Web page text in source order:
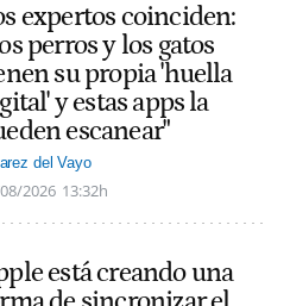
expertos coinciden:
perros y los gatos
su propia 'huella
y estas apps la
escanear"
del Vayo
2026 13:32h
está creando una